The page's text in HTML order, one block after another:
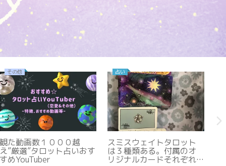
その他
観た動画数１０００越
え”厳選”タロット占いおす
すめYouTuber
占い
スミスウェイトタロット
は３種類ある。付属のオ
リジナルカードそれぞれ